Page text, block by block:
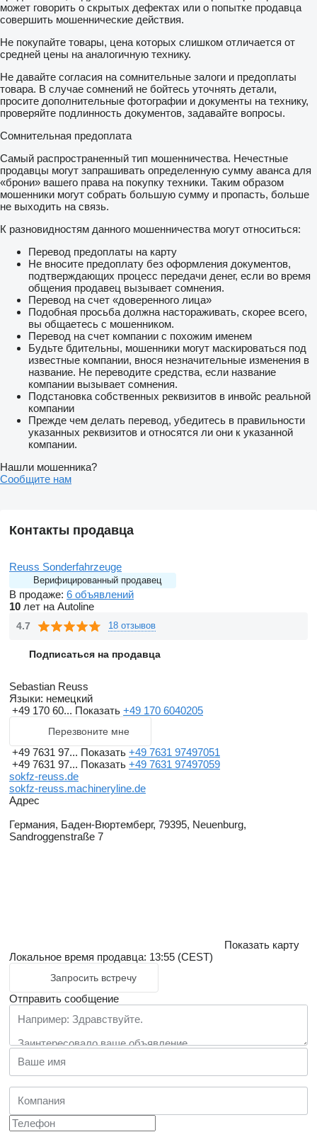
может говорить о скрытых дефектах или о попытке продавца
совершить мошеннические действия.
Не покупайте товары, цена которых слишком отличается от
средней цены на аналогичную технику.
Не давайте согласия на сомнительные залоги и предоплаты
товара. В случае сомнений не бойтесь уточнять детали,
просите дополнительные фотографии и документы на технику,
проверяйте подлинность документов, задавайте вопросы.
Сомнительная предоплата
Самый распространенный тип мошенничества. Нечестные
продавцы могут запрашивать определенную сумму аванса для
«брони» вашего права на покупку техники. Таким образом
мошенники могут собрать большую сумму и пропасть, больше
не выходить на связь.
К разновидностям данного мошенничества могут относиться:
Перевод предоплаты на карту
Не вносите предоплату без оформления документов,
подтверждающих процесс передачи денег, если во время
общения продавец вызывает сомнения.
Перевод на счет «доверенного лица»
Подобная просьба должна настораживать, скорее всего,
вы общаетесь с мошенником.
Перевод на счет компании с похожим именем
Будьте бдительны, мошенники могут маскироваться под
известные компании, внося незначительные изменения в
название. Не переводите средства, если название
компании вызывает сомнения.
Подстановка собственных реквизитов в инвойс реальной
компании
Прежде чем делать перевод, убедитесь в правильности
указанных реквизитов и относятся ли они к указанной
компании.
Нашли мошенника?
Сообщите нам
Контакты продавца
Reuss Sonderfahrzeuge
Верифицированный продавец
В продаже: 6 объявлений
10 лет на Autoline
4.7 18 отзывов
Подписаться на продавца
Sebastian Reuss
Языки: немецкий
+49 170 60... Показать +49 170 6040205
Перезвоните мне
+49 7631 97... Показать +49 7631 97497051
+49 7631 97... Показать +49 7631 97497059
sokfz-reuss.de
sokfz-reuss.machineryline.de
Адрес
Германия, Баден-Вюртемберг, 79395, Neuenburg,
Sandroggenstraße 7
Показать карту
Локальное время продавца: 13:55 (CEST)
Запросить встречу
Отправить сообщение